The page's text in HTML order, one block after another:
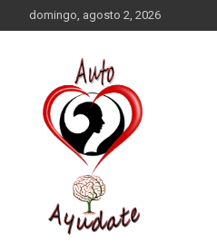
al
domingo, agosto 2, 2026